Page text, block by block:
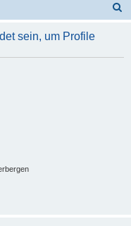
h
sein, um Profile